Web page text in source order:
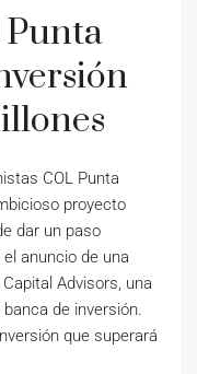
COL Punta
proyecto
dar un paso
anuncio de una
Advisors, una
de inversión.
que superará